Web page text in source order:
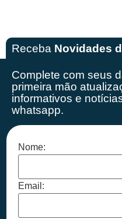
Receba Novidades
Complete com seus
primeira mão
informativos e
whatsapp.
Nome:
Email: